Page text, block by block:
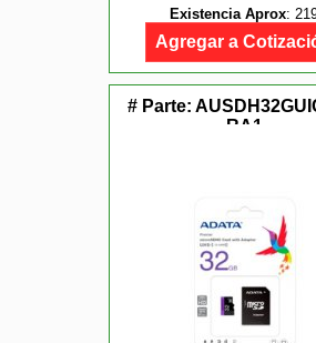
Existencia Aprox:
Agregar a
# Parte:
RA1